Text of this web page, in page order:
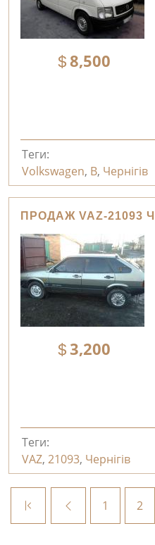
8,500
Теги:
Volkswagen, B, Чернігів
ПРОДАЖ VAZ-21093
3,200
Теги:
VAZ, 21093, Чернігів
1 2